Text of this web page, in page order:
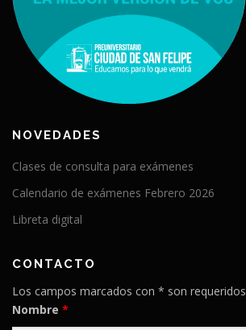
NOVEDADES
Clases de consulta para exámenes
Calendario de exámenes Febrero 2026
Libreta digital
CONTACTO
Los campos marcados con * son requeridos
Nombre *